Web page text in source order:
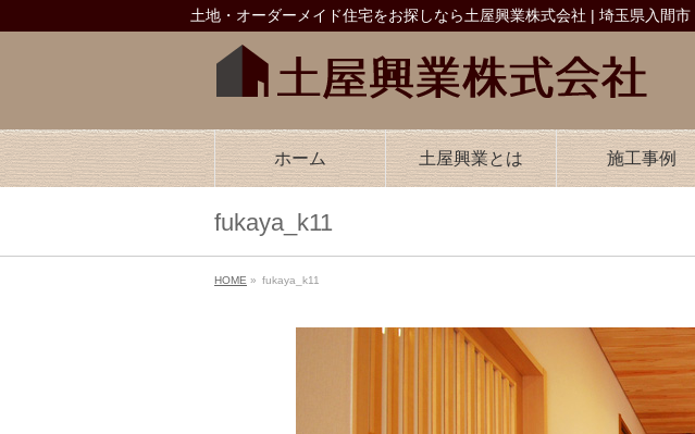
土地・オーダーメイド住宅をお探しなら土屋興業株式会社 | 埼玉県入間市
ホーム 土屋興業とは 施工事例
fukaya_k11
HOME » fukaya_k11